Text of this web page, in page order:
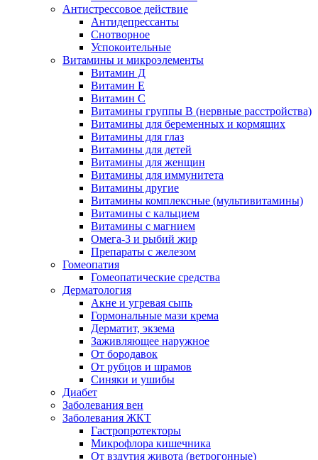
Антистрессовое действие
Антидепрессанты
Снотворное
Успокоительные
Витамины и микроэлементы
Витамин Д
Витамин Е
Витамин С
Витамины группы В (нервные расстройства)
Витамины для беременных и кормящих
Витамины для глаз
Витамины для детей
Витамины для женщин
Витамины для иммунитета
Витамины другие
Витамины комплексные (мультивитамины)
Витамины с кальцием
Витамины с магнием
Омега-3 и рыбий жир
Препараты с железом
Гомеопатия
Гомеопатические средства
Дерматология
Акне и угревая сыпь
Гормональные мази крема
Дерматит, экзема
Заживляющее наружное
От бородавок
От рубцов и шрамов
Синяки и ушибы
Диабет
Заболевания вен
Заболевания ЖКТ
Гастропротекторы
Микрофлора кишечника
От вздутия живота (ветрогонные)